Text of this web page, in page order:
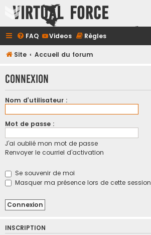
Virtual Force
FAQ Videos Règles
Site Accueil du forum
Connexion
Nom d’utilisateur :
Mot de passe :
J’ai oublié mon mot de passe
Renvoyer le courriel d’activation
Se souvenir de moi
Masquer ma présence lors de cette session
INSCRIPTION